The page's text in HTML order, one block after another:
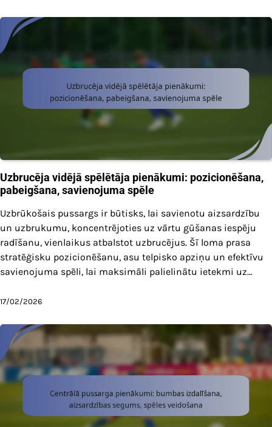
Uzbrucēja vidējā spēlētāja pienākumi: pozicionēšana,
pabeigšana, savienojuma spēle
Uzbrūkošais pussargs ir būtisks, lai savienotu aizsardzību
un uzbrukumu, koncentrējoties uz vārtu gūšanas iespēju
radīšanu, vienlaikus atbalstot uzbrucējus. Šī loma prasa
stratēģisku pozicionēšanu, asu telpisko apziņu un efektīvu
savienojuma spēli, lai maksimāli palielinātu ietekmi uz…
17/02/2026